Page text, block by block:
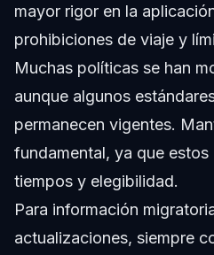
mayor rigor en la
prohibiciones de viaje y
Muchas políticas se han
aunque algunos
permanecen vigentes.
fundamental, ya que
tiempos y elegibilidad.
Para información
actualizaciones, siempre